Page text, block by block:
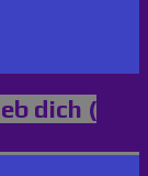
dich (